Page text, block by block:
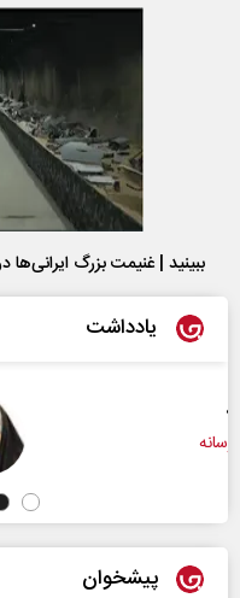
ببینید | غنیمت بزرگ
یادداشت
سپیده
پیشخوان